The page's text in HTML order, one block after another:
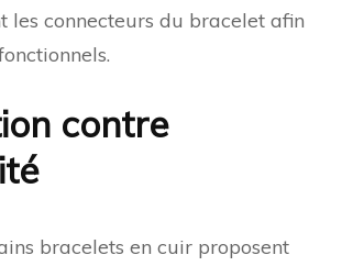
les connecteurs du bracelet afin
contre
bracelets en cuir proposent